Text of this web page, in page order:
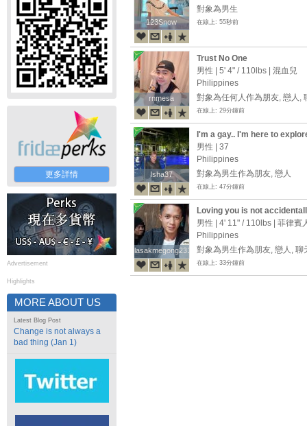
更多詳情
Advertisement
Highlights
MORE ABOUT US
Latest Blog Post
Change is not always a
bad thing (Jan 1)
123Snow
123Snow
對象為男生
在線上: 55秒前
rnmesa
rnmesa
Trust No One
男性 | 5' 4" / 110lbs | 混血兒
Philippines
對象為任何人作為朋友, 戀人,
在線上: 29分鐘前
Isha37
Isha37
I'm a gay.. I'm here to
男性 | 37
Philippines
對象為男生作為朋友, 戀人
在線上: 47分鐘前
lasakmegong231
lasakmegong231
Loving you is not
am a dreamer, a dreamer
男性 | 4' 11" / 110lbs | 菲律賓
Philippines
對象為男生作為朋友, 戀人, 聊
在線上: 33分鐘前